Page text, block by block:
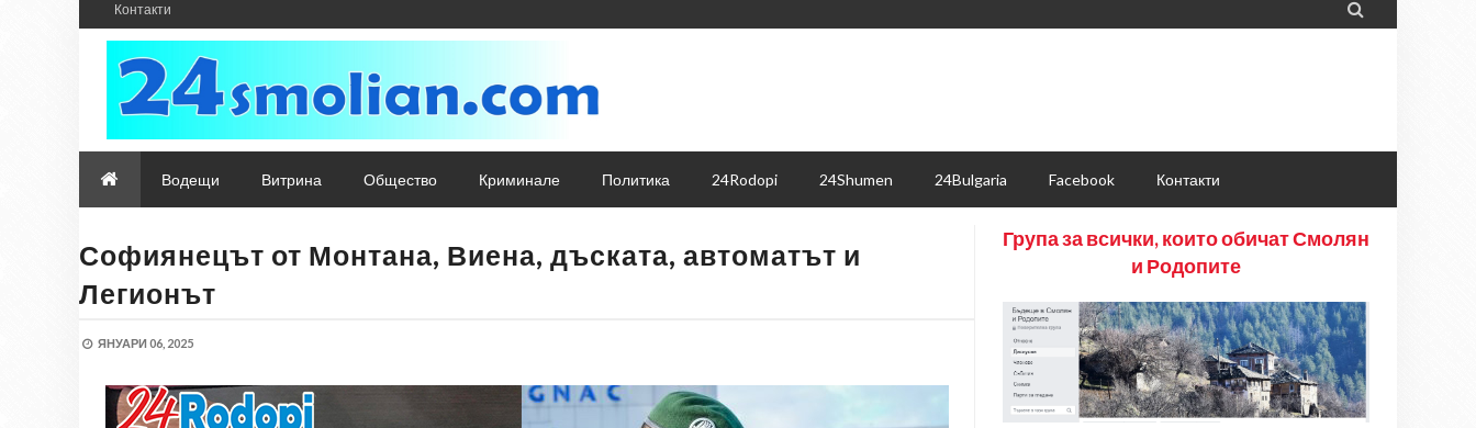
Контакти 
Водещи Витрина Общество Криминале Политика 24Rodopi 24Shumen 24Bulgaria Facebook Контакти
Софиянецът от Монтана, Виена, дъската, автоматът и
Легионът
ЯНУАРИ 06, 2025
Група за всички, които обичат Смолян
и Родопите